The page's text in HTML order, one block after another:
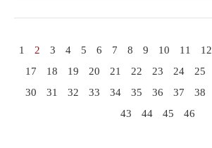
1 2 3 4 5 6 7 8 9 10 11 12
17
18 19 20 21 22 23 24 25
30
31 32 33 34 35 36 37 38
43
44 45 46